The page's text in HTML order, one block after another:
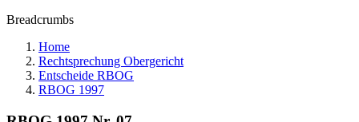
Breadcrumbs
Home
Rechtsprechung Obergericht
Entscheide RBOG
RBOG 1997